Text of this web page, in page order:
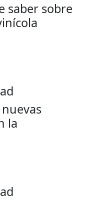
saber sobre
la